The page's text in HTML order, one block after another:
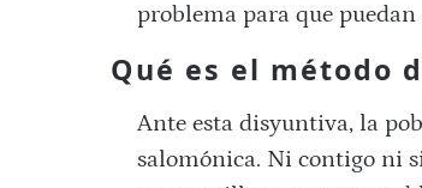
problema para que
Qué es el método
Ante esta disyuntiva, la
salomónica. Ni contigo ni